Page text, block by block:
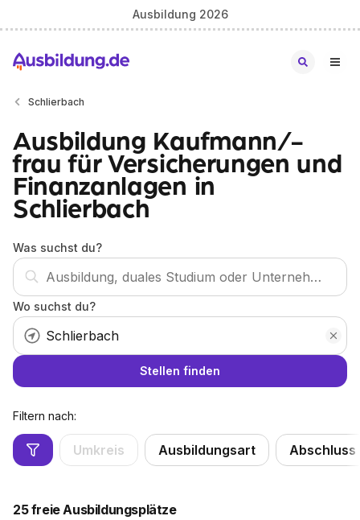
Ausbildung 2026
Schlierbach
Ausbildung Kaufmann/-
frau für Versicherungen und
Finanzanlagen in
Schlierbach
Was suchst du?
Wo suchst du?
Stellen finden
Filtern nach:
Umkreis Ausbildungsart Abschluss
25freie Ausbildungsplätze